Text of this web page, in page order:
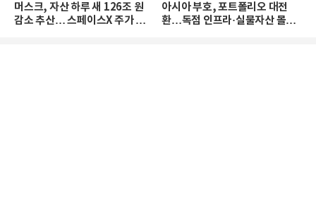
머스크, 자산 하루 새 126조 원
감소 추산… 스페이스X 주가 하
아시아 부호, 포트폴리오 대전
환…독점 인프라·실물자산 몰린